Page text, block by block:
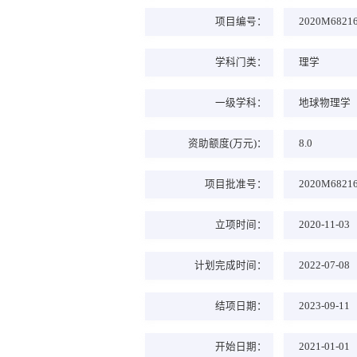
项目编号：
学科门类： 理学
一级学科： 地球物理学
资助额度(万元)： 8.0
项目批准号：
立项时间： 2020-11-03
计划完成时间： 2022-07-08
结项日期： 2023-09-11
开始日期： 2021-01-01